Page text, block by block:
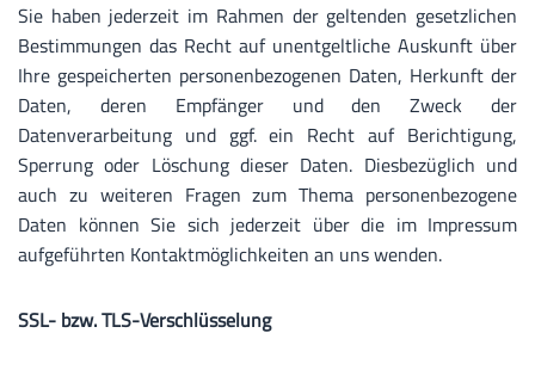
Sie haben jederzeit im Rahmen der geltenden gesetzlichen
Bestimmungen das Recht auf unentgeltliche Auskunft über
Ihre gespeicherten personenbezogenen Daten, Herkunft der
Daten, deren Empfänger und den Zweck der
Datenverarbeitung und ggf. ein Recht auf Berichtigung,
Sperrung oder Löschung dieser Daten. Diesbezüglich und
auch zu weiteren Fragen zum Thema personenbezogene
Daten können Sie sich jederzeit über die im Impressum
aufgeführten Kontaktmöglichkeiten an uns wenden.
SSL- bzw. TLS-Verschlüsselung